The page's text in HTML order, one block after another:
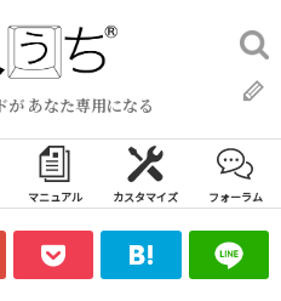
が あなた専用になる
検
索:
マニュアル カスタマイズ フォーラム